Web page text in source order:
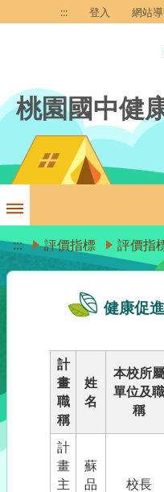
::: 登入 網站
桃園國中健
::: 評價指標 評價指
健康促
計
畫
職
稱
姓
名
本校所屬
單位及職
稱
計
畫
主
蘇
品
校長